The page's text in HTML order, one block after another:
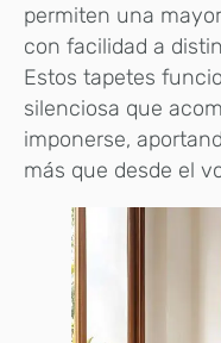
permiten una
con facilidad a
Estos tapetes
silenciosa que
imponerse,
más que desde el